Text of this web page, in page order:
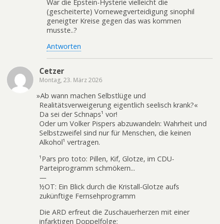
War die Epstein-Hysterie vielleicht die
(gescheiterte) Vornewegverteidigung sinophil
geneigter Kreise gegen das was kommen
musste..?
Antworten
Cetzer
Montag, 23. März 2026
»Ab wann machen Selbstlüge und
Realitätsverweigerung eigentlich seelisch krank?«
Da sei der Schnaps¹ vor!
Oder um Volker Pispers abzuwandeln: Wahrheit und
Selbstzweifel sind nur für Menschen, die keinen
Alkohol¹ vertragen.
¹Pars pro toto: Pillen, Kif, Glotze, im CDU-
Parteiprogramm schmökern...
—
½OT: Ein Blick durch die Kristall-Glotze aufs
zukünftige Fernsehprogramm
Die ARD erfreut die Zuschauerherzen mit einer
infarktigen Doppelfolge: